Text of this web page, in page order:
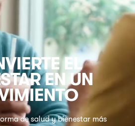
EL
EN UN
de salud y bienestar más